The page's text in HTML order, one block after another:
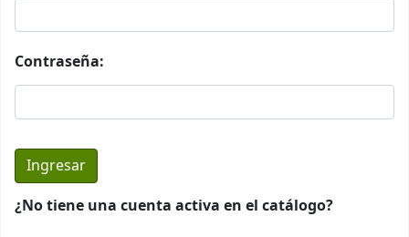
Contraseña:
¿No tiene una cuenta activa en el catálogo?